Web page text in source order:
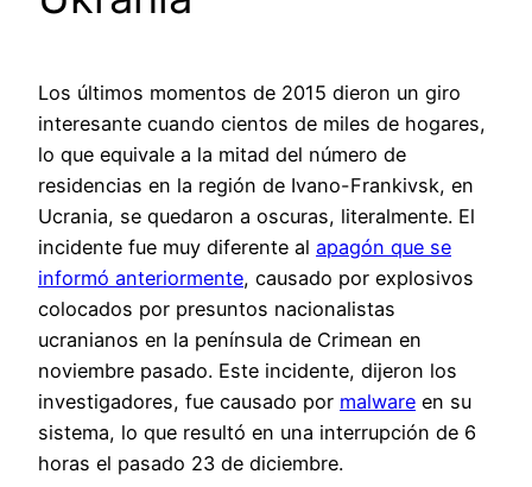
Los últimos momentos de 2015 dieron un giro
interesante cuando cientos de miles de hogares,
lo que equivale a la mitad del número de
residencias en la región de Ivano-Frankivsk, en
Ucrania, se quedaron a oscuras, literalmente. El
incidente fue muy diferente al apagón que se
informó anteriormente, causado por explosivos
colocados por presuntos nacionalistas
ucranianos en la península de Crimean en
noviembre pasado. Este incidente, dijeron los
investigadores, fue causado por malware en su
sistema, lo que resultó en una interrupción de 6
horas el pasado 23 de diciembre.